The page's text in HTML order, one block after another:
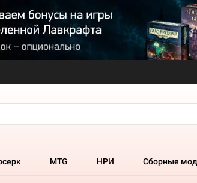
MTG НРИ Сборные